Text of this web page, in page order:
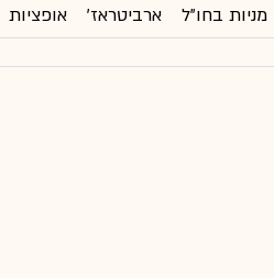
מניות בחו"ל ארביטראז' אופציות